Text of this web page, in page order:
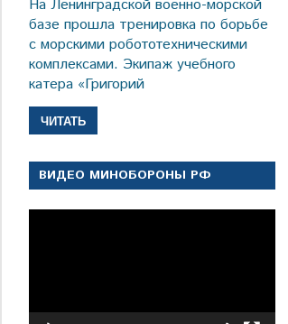
На Ленинградской военно-морской
базе прошла тренировка по борьбе
с морскими робототехническими
комплексами. Экипаж учебного
катера «Григорий
ЧИТАТЬ
ВИДЕО МИНОБОРОНЫ РФ